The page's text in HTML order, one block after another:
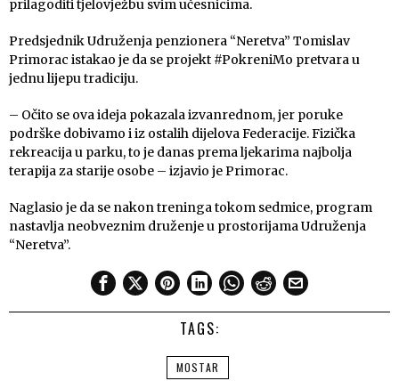
prilagoditi tjelovježbu svim učesnicima.
Predsjednik Udruženja penzionera “Neretva” Tomislav
Primorac istakao je da se projekt #PokreniMo pretvara u
jednu lijepu tradiciju.
– Očito se ova ideja pokazala izvanrednom, jer poruke
podrške dobivamo i iz ostalih dijelova Federacije. Fizička
rekreacija u parku, to je danas prema ljekarima najbolja
terapija za starije osobe – izjavio je Primorac.
Naglasio je da se nakon treninga tokom sedmice, program
nastavlja neobveznim druženje u prostorijama Udruženja
“Neretva”.
TAGS:
MOSTAR